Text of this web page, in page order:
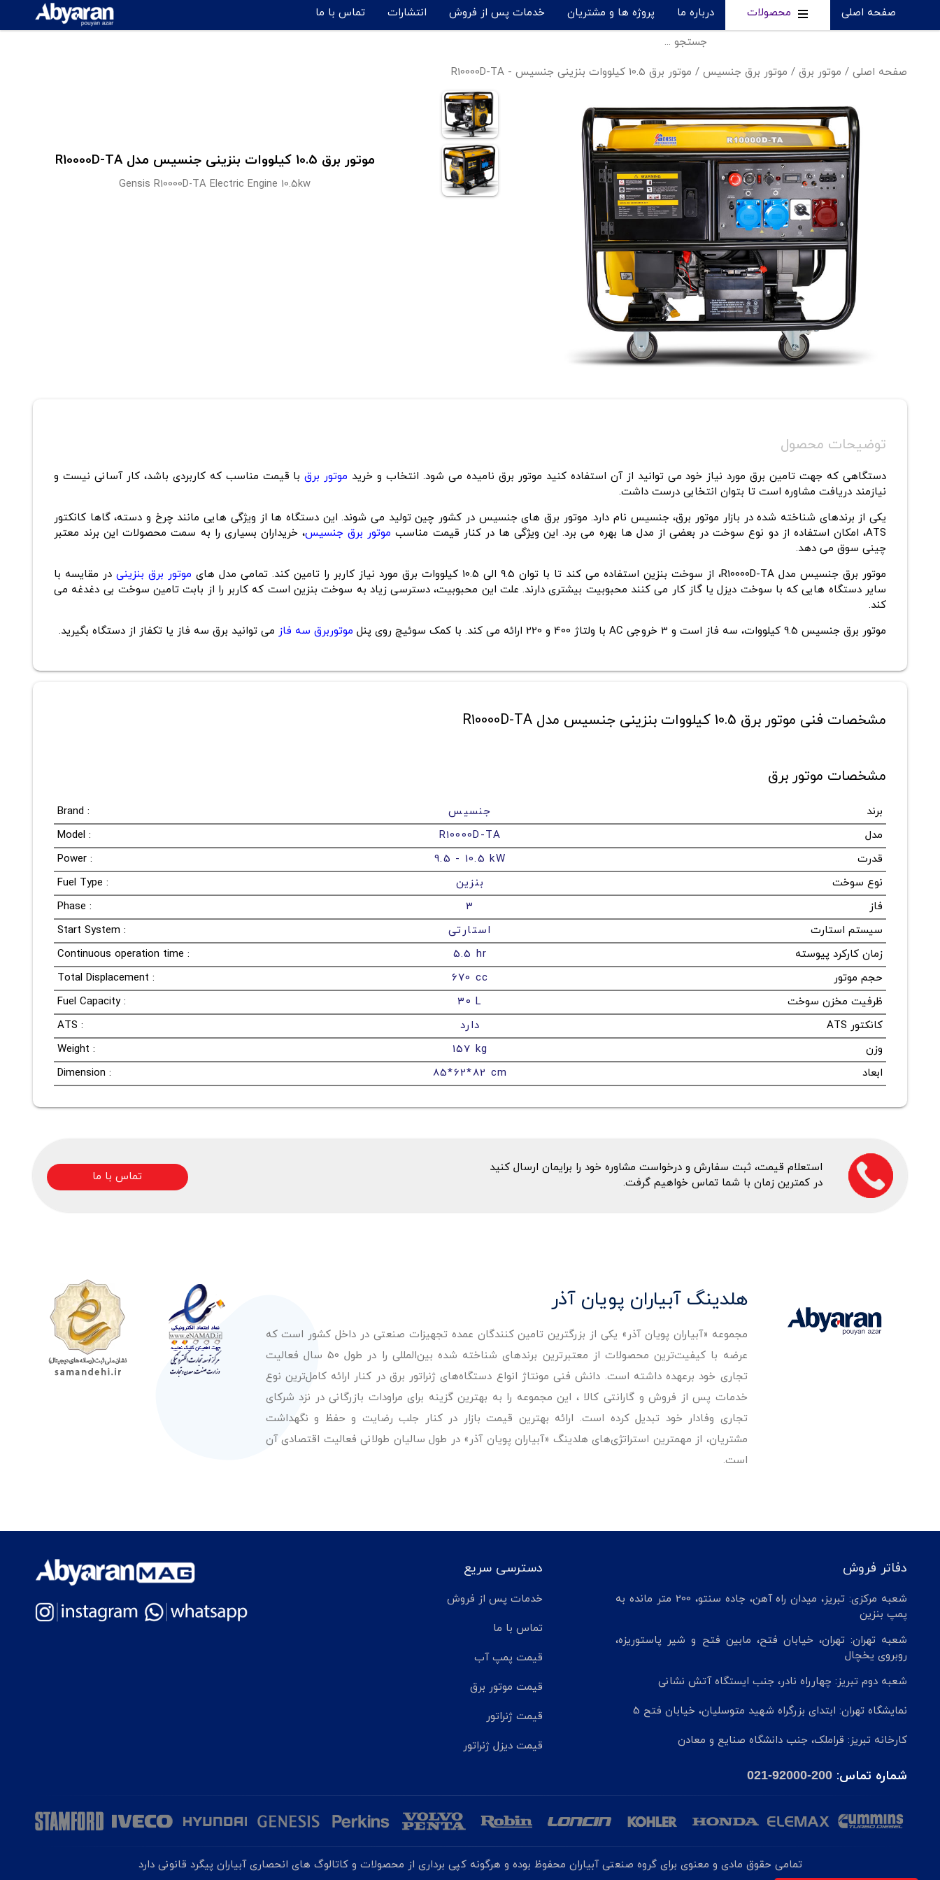
صفحه اصلی محصولات درباره ما پروژه ها و مشتریان خدمات پس از فروش انتشارات تماس با ما
صفحه اصلی / موتور برق / موتور برق جنسیس / موتور برق 10.5 کیلووات بنزینی جنسیس - R10000D-TA
موتور برق 10.5 کیلووات بنزینی جنسیس مدل R10000D-TA
Gensis R10000D-TA Electric Engine 10.5kw
توضیحات محصول
دستگاهی که جهت تامین برق مورد نیاز خود می توانید از آن استفاده کنید موتور برق نامیده می شود. انتخاب و خرید موتور برقبا قیمت مناسب که کاربردی باشد، کار آسانی نیست و
نیازمند دریافت مشاوره است تا بتوان انتخابی درست داشت.
یکی از برندهای شناخته شده در بازار موتور برق، جنسیس نام دارد. موتور برق های جنسیس در کشور چین تولید می شوند. این دستگاه ها از ویژگی هایی مانند چرخ و دسته، گاها کانکتور
ATS، امکان استفاده از دو نوع سوخت در بعضی از مدل ها بهره می برد. این ویژگی ها در کنار قیمت مناسب
موتور برق جنسیس، خریداران بسیاری را به سمت محصولات این برند معتبر
چینی سوق می دهد.
موتور برق جنسیس مدل R10000D-TA، از سوخت بنزین استفاده می کند تا با توان 9.5 الی 10.5 کیلووات برق مورد نیاز کاربر را تامین کند. تمامی مدل های
موتور برق بنزینی در مقایسه با
سایر دستگاه هایی که با سوخت دیزل یا گاز کار می کنند محبوبیت بیشتری دارند. علت این محبوبیت، دسترسی زیاد به سوخت بنزین است که کاربر را از بابت تامین سوخت بی دغدغه می
کند.
موتور برق جنسیس 9.5 کیلووات، سه فاز است و 3 خروجی AC با ولتاژ 400 و 220 ارائه می کند. با کمک سوئیچ روی پنل
موتوربرق سه فاز می توانید برق سه فاز یا تکفاز از دستگاه بگیرید.
مشخصات فنی موتور برق 10.5 کیلووات بنزینی جنسیس مدل R10000D-TA
مشخصات موتور برق
برند جنسیس
Brand :
مدل
R10000D-TA
Model :
قدرت
9.5 - 10.5 kW
Power :
نوع سوخت
بنزین
Fuel Type :
فاز
3
Phase :
سیستم استارت
استارتی
Start System :
زمان کارکرد پیوسته
5.5 hr
Continuous operation time :
حجم موتور
670 cc
Total Displacement :
ظرفیت مخزن سوخت
30 L
Fuel Capacity :
کانکتور ATS
دارد
ATS :
وزن
157 kg
Weight :
ابعاد
85*62*82 cm
Dimension :
استعلام قیمت، ثبت سفارش و درخواست مشاوره خود را برایمان ارسال کنید
در کمترین زمان با شما تماس خواهیم گرفت.
تماس با ما
هلدینگ آبیاران پویان آذر
مجموعه «آبیاران پویان آذر» یکی از بزرگترین تامین کنندگان عمده تجهیزات صنعتی در داخل کشور است که
عرضه با کیفیت‌ترین محصولات از معتبرترین برندهای شناخته شده بین‌المللی را در طول 50 سال فعالیت
تجاری خود برعهده داشته است. دانش فنی مونتاژ انواع دستگاه‌های ژنراتور برق در کنار ارائه کامل‌ترین نوع
خدمات پس از فروش و گارانتی کالا ، این مجموعه را به بهترین گزینه برای مراودات بازرگانی در نزد شرکای
تجاری وفادار خود تبدیل کرده است. ارائه بهترین قیمت بازار در کنار جلب رضایت و حفظ و نگهداشت
مشتریان، از مهمترین استراتژی‌های هلدینگ «آبیاران پویان آذر» در طول سالیان طولانی فعالیت اقتصادی آن
است.
دفاتر فروش
شعبه مرکزی: تبریز، میدان راه آهن، جاده سنتو، 200 متر مانده به
پمپ بنزین
شعبه تهران: تهران، خیابان فتح، مابین فتح و شیر پاستوریزه،
روبروی یخچال
شعبه دوم تبریز: چهارراه نادر، جنب ایستگاه آتش نشانی
نمایشگاه تهران: ابتدای بزرگراه شهید متوسلیان، خیابان فتح 5
کارخانه تبریز: قراملک، جنب دانشگاه صنایع و معادن
شماره تماس: 021-92000-200
دسترسی سریع
خدمات پس از فروش
تماس با ما
قیمت پمپ آب
قیمت موتور برق
قیمت ژنراتور
قیمت دیزل ژنراتور
تمامی حقوق مادی و معنوی برای گروه صنعتی آبیاران محفوظ بوده و هرگونه کپی برداری از محصولات و کاتالوگ های انحصاری آبیاران پیگرد قانونی دارد